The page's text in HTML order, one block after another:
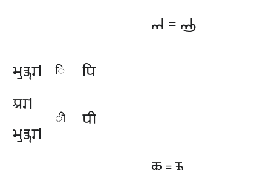
𑆟 = 𑆟𑆳
𑆩𑆷𑆤𑇀𑆡𑆫𑇀 𑆴
𑆥𑆴
𑆃𑆫𑇀
𑆩𑆷𑆤𑇀𑆡𑆫𑇀
𑆵 𑆥𑆵
𑆑 𑆑𑆶